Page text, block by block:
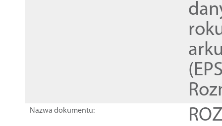
Nazwa dokumentu: